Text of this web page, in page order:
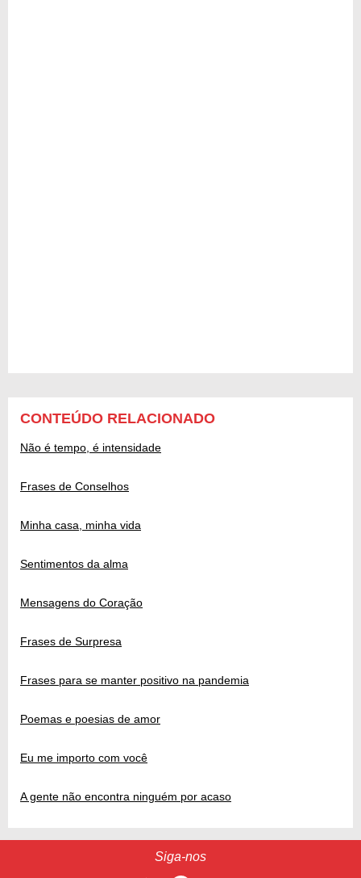
CONTEÚDO RELACIONADO
Não é tempo, é intensidade
Frases de Conselhos
Minha casa, minha vida
Sentimentos da alma
Mensagens do Coração
Frases de Surpresa
Frases para se manter positivo na pandemia
Poemas e poesias de amor
Eu me importo com você
A gente não encontra ninguém por acaso
Siga-nos